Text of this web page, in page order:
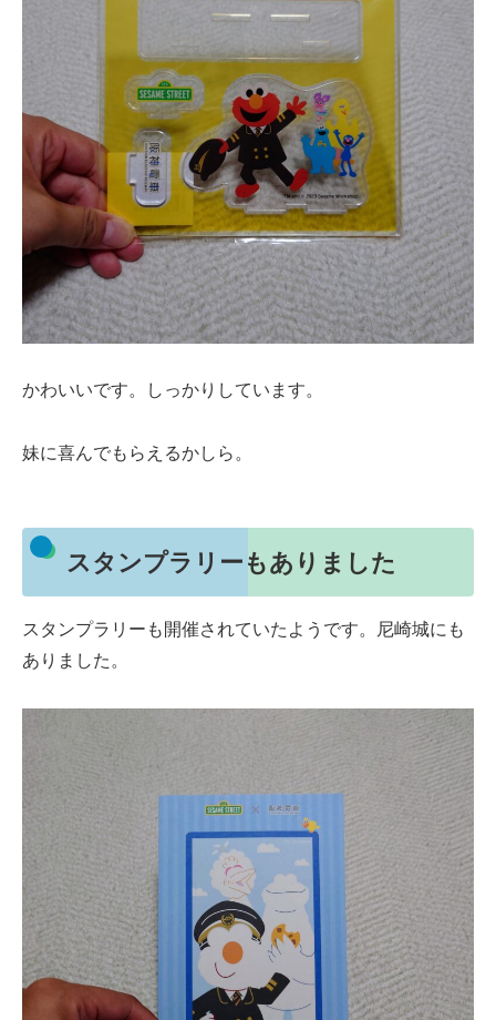
かわいいです。しっかりしています。
妹に喜んでもらえるかしら。
スタンプラリーもありました
スタンプラリーも開催されていたようです。尼崎城にも
ありました。